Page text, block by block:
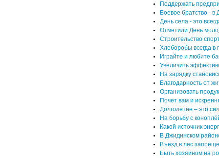
Поддержать
Боевое братство - в
День села - это
Отметили День
Строительство
Хлеборобы всегда в
Играйте и любите
Увеличить
На зарядку
Благодарность от
Организовать
Почет вам и
Долголетие – это
На борьбу с
Какой источник
В Джидинском
Въезд в лес
Быть хозяином на